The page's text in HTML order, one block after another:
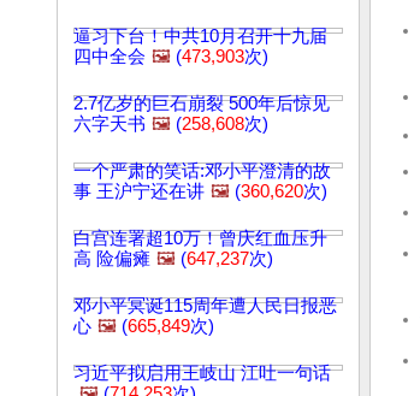
逼习下台！中共10月召开十九届
四中全会 🖼️ (473,903次)
2.7亿岁的巨石崩裂 500年后惊见
六字天书 🖼️ (258,608次)
一个严肃的笑话:邓小平澄清的故
事 王沪宁还在讲 🖼️ (360,620次)
白宫连署超10万！曾庆红血压升
高 险偏瘫 🖼️ (647,237次)
邓小平冥诞115周年遭人民日报恶
心 🖼️ (665,849次)
习近平拟启用王岐山 江吐一句话